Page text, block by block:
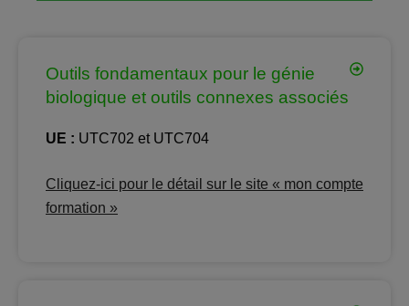
Outils fondamentaux pour le génie
biologique et outils connexes associés
UE : UTC702 et UTC704
Cliquez-ici pour le détail sur le site « mon compte
formation »